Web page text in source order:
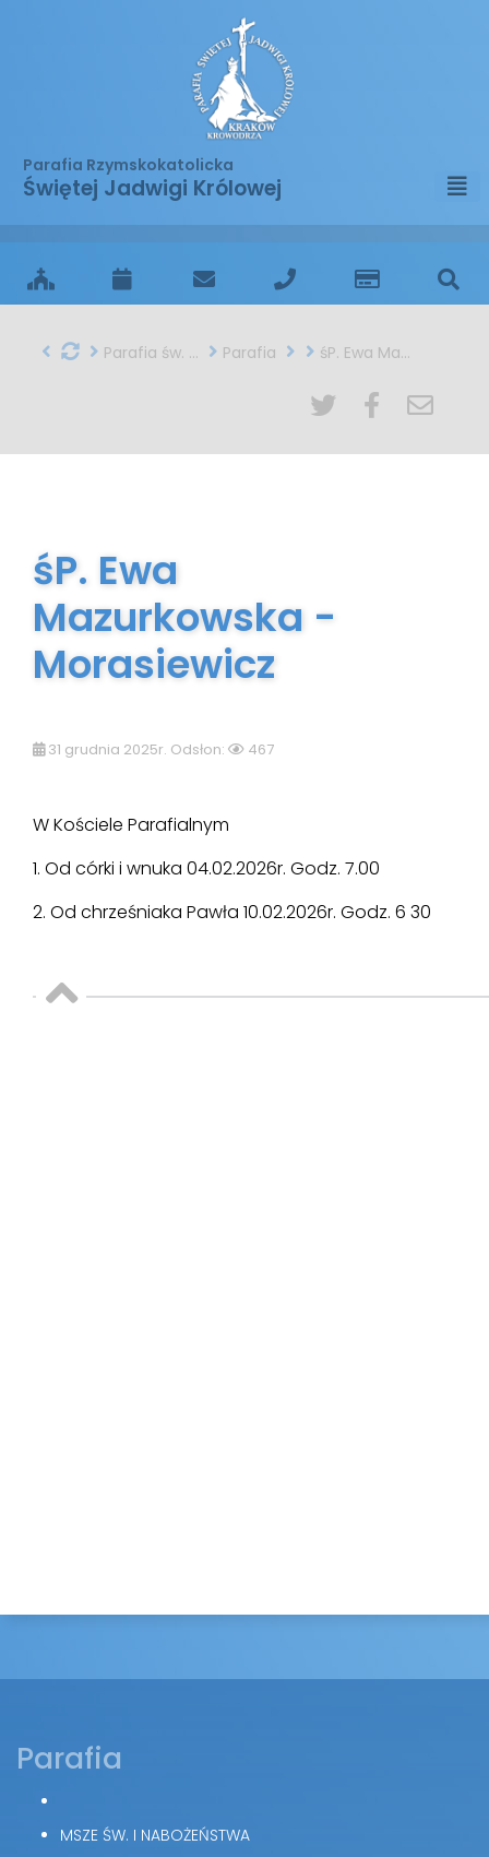
Parafia Rzymskokatolicka
Świętej Jadwigi Królowej
Parafia św. Jadwigi w Krakowie Parafia śP. Ewa Mazurkowska - Morasiewicz
śP. Ewa
Mazurkowska -
Morasiewicz
31 grudnia 2025r. Odsłon: 467
W Kościele Parafialnym
1. Od córki i wnuka 04.02.2026r. Godz. 7.00
2. Od chrześniaka Pawła 10.02.2026r. Godz. 6 30
Parafia
MSZE ŚW. I NABOŻEŃSTWA